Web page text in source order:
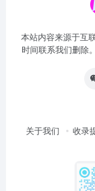
本站内容来源于互
时间联系我们删除
关于我们 收录